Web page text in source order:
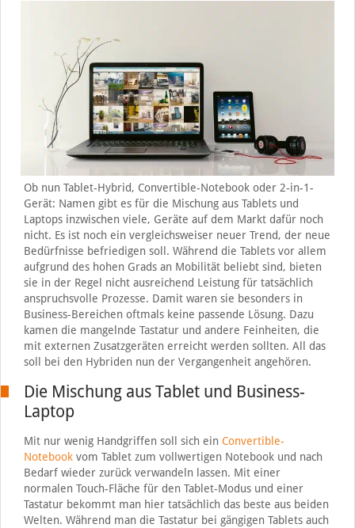
Ob nun Tablet-Hybrid, Convertible-Notebook oder 2-in-1-
Gerät: Namen gibt es für die Mischung aus Tablets und
Laptops inzwischen viele, Geräte auf dem Markt dafür noch
nicht. Es ist noch ein vergleichsweiser neuer Trend, der neue
Bedürfnisse befriedigen soll. Während die Tablets vor allem
aufgrund des hohen Grads an Mobilität beliebt sind, bieten
sie in der Regel nicht ausreichend Leistung für tatsächlich
anspruchsvolle Prozesse. Damit waren sie besonders in
Business-Bereichen oftmals keine passende Lösung. Dazu
kamen die mangelnde Tastatur und andere Feinheiten, die
mit externen Zusatzgeräten erreicht werden sollten. All das
soll bei den Hybriden nun der Vergangenheit angehören.
Die Mischung aus Tablet und Business-
Laptop
Mit nur wenig Handgriffen soll sich ein Convertible-
Notebookvom Tablet zum vollwertigen Notebook und nach
Bedarf wieder zurück verwandeln lassen. Mit einer
normalen Touch-Fläche für den Tablet-Modus und einer
Tastatur bekommt man hier tatsächlich das beste aus beiden
Welten. Während man die Tastatur bei gängigen Tablets auch